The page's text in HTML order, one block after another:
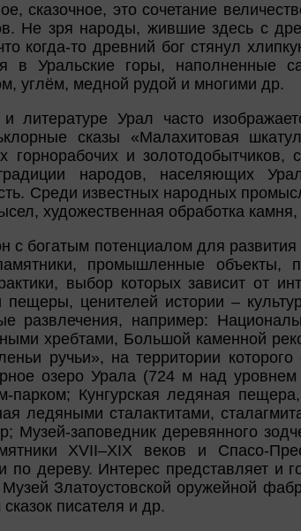
сказочное, это сочетание
Не зря народы, жившие здесь с
когда-то древний бог стянул
в Уральские горы, наполненные
углём, медной рудой и многими др.
литературе Урал часто
сказы «Малахитовая
горнорабочих и золотодобытчиков,
народов, населяющих
Среди известных народных
художественная обработка
с богатым потенциалом для
промышленные объекты,
выбор которых зависит от
ценителей истории –
развлечения, например:
хребтами, Большой каменной
ручьи», на территории
озеро Урала (724 м над
парком; Кунгурская ледяная
ледяными сталактитами,
Музей-заповедник деревянного
XVII–XIX веков и Спасо-
по дереву. Интерес представляет и
Златоустовской оружейной
писателя и др.